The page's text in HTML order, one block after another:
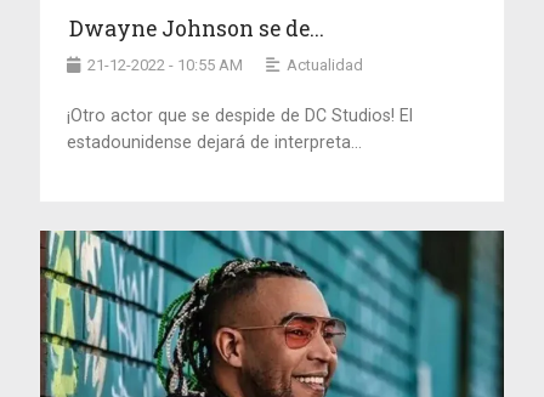
Dwayne Johnson se de...
21-12-2022 - 10:55 AM Actualidad
¡Otro actor que se despide de DC Studios! El
estadounidense dejará de interpreta...